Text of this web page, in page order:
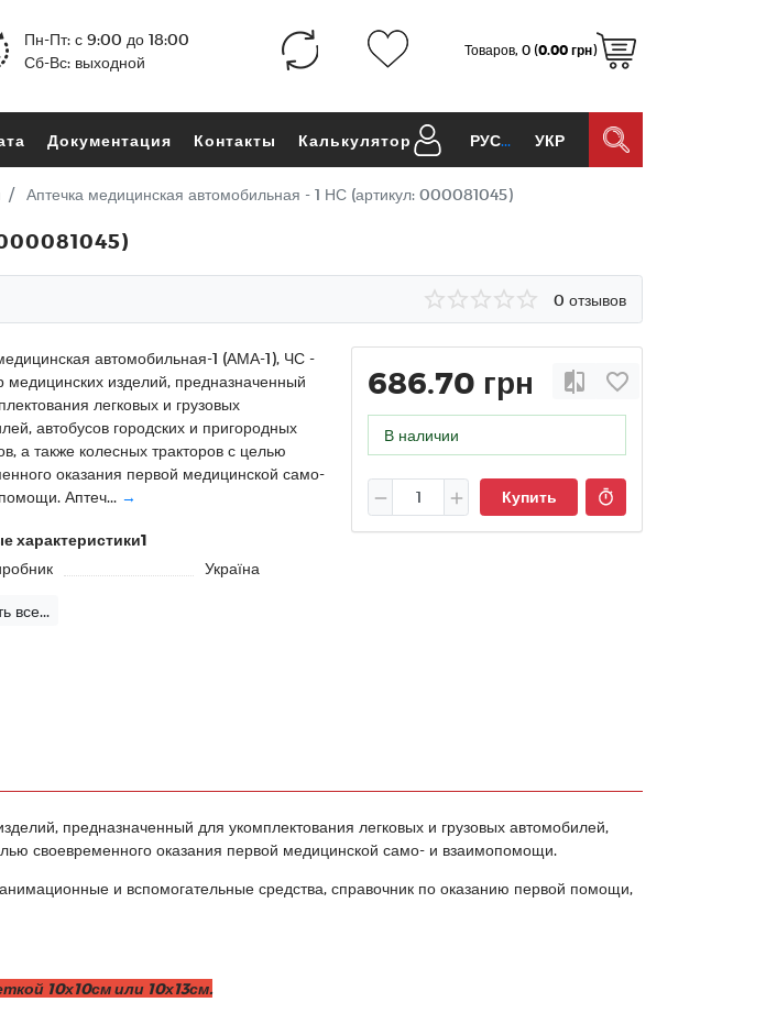
Пн-Пт: с 9:00 до 18:00
Сб-Вс: выходной
Товаров, 0 (0.00 грн)
Документация Контакты Калькулятор РУС УКР
Аптечка медицинская автомобильная - 1 НС (артикул: 000081045)
0 отзывов
686.70 грн
В наличии
Купить
автомобильная-1 (АМА-1), ЧС -
медицинских изделий, предназначенный
легковых и грузовых
автобусов городских и пригородных
а также колесных тракторов с целью
оказания первой медицинской само-
Аптеч... →
характеристики1
Україна
все...
предназначенный для укомплектования легковых и грузовых автомобилей,
своевременного оказания первой медицинской само- и взаимопомощи.
и вспомогательные средства, справочник по оказанию первой помощи,
10х10см или 10х13см.